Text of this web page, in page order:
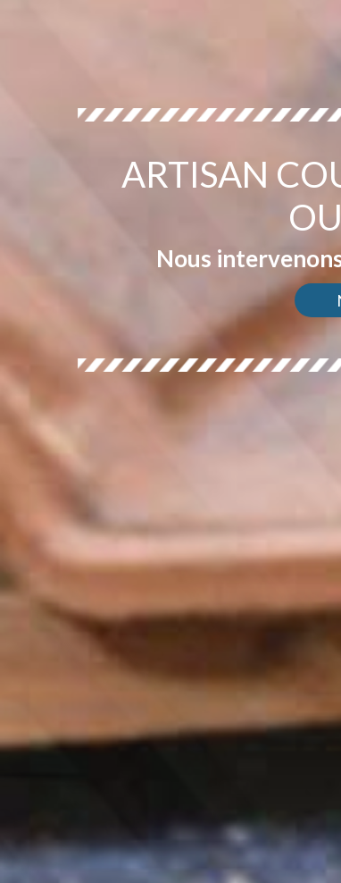
ARTISAN
Nous